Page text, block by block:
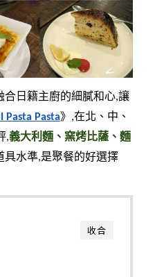
合日籍主廚的細膩和心,讓
Pasta Pasta》,在北、中、
,義大利麵、窯烤比薩、麵
具水準,是聚餐的好選擇
收合